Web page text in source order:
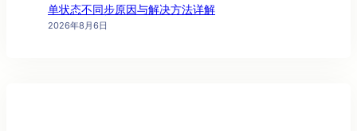
单状态不同步原因与解决方法详解
2026年8月6日